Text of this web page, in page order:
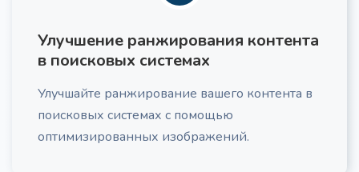
Разрешены файлы .mp3, .mp4, .mpeg,
.mpga, .m4a, .wav, .webm.
Улучшение ранжирования контента
в поисковых системах
Улучшайте ранжирование вашего контента в
поисковых системах с помощью
оптимизированных изображений.